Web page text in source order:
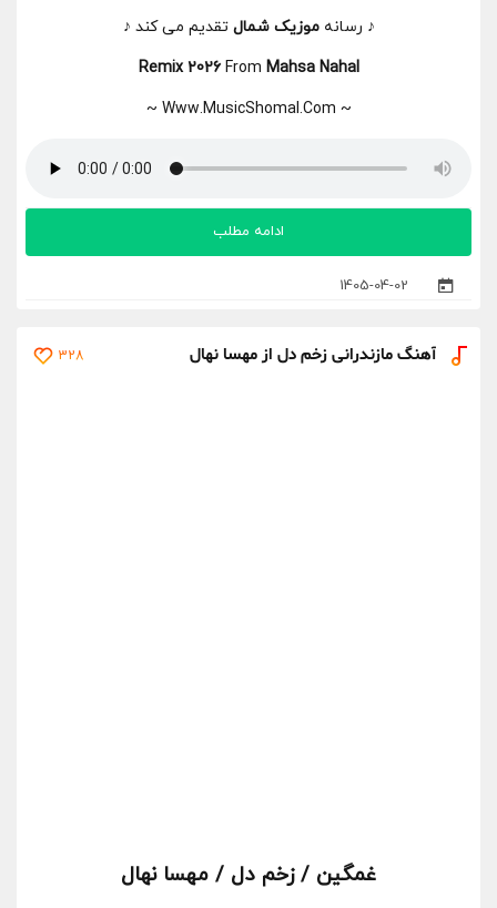
♪ رسانهموزیک شمال تقدیم می کند ♪
Remix 2026From Mahsa Nahal
~ Www.MusicShomal.Com ~
1405-04-02
ادامه مطلب
آهنگ مازندرانی زخم دل از مهسا نهال 328
غمگین / زخم دل / مهسا نهال